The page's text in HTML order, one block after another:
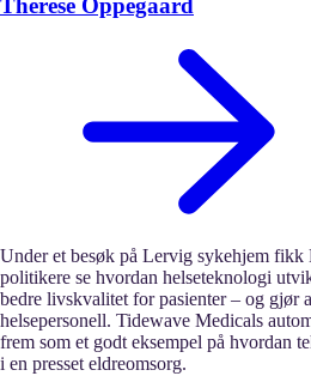
Therese Oppegaard
Under et besøk på Lervig sykehjem fikk
politikere se hvordan helseteknologi
bedre livskvalitet for pasienter – og gjør
helsepersonell. Tidewave Medicals
frem som et godt eksempel på hvordan
i en presset eldreomsorg.